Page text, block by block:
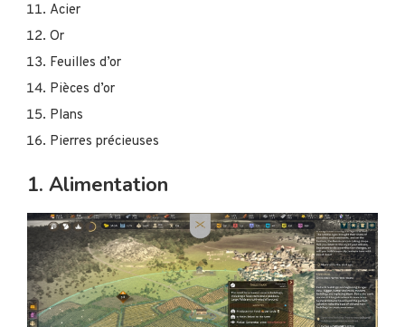
Acier
Or
Feuilles d’or
Pièces d’or
Plans
Pierres précieuses
1. Alimentation